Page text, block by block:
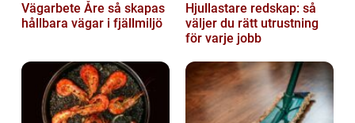
Vägarbete Åre så skapas
hållbara vägar i fjällmiljö
Hjullastare redskap: så
väljer du rätt utrustning
för varje jobb